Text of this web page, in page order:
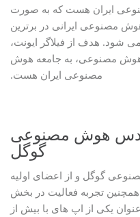
ایران هست که به صورت
مصنوعی ایرانی در برترین
شود. هدف از فیلاگر ایونت،
هوش مصنوعی، به جامعه هوش
مصنوعی ایران هست.
هوش مصنوعی
گوگل
گوگل و از اعضای اولیه
تجربه فعالیت در بخش
یکی از اپ های با بیش از